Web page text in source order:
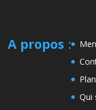
A propos :
Qui